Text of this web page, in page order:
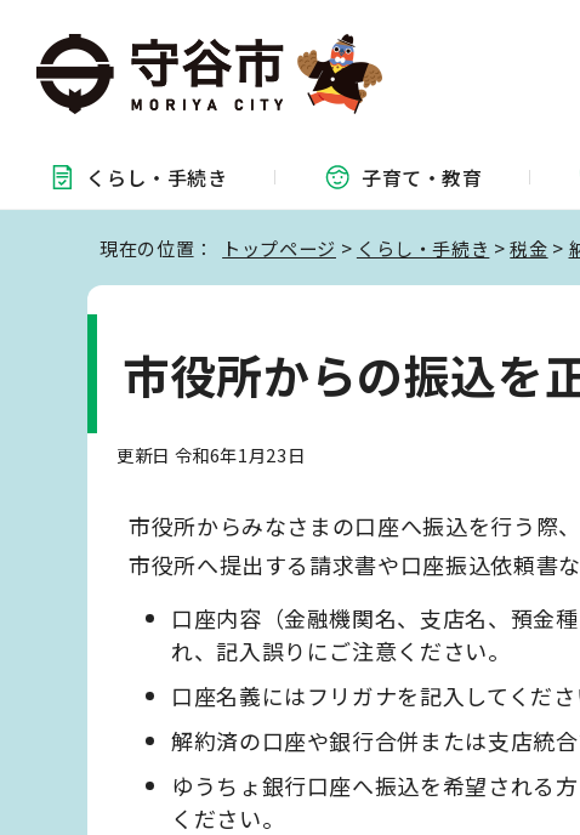
くらし・ 手続き 子育て・教育
現在の位置： トップページ > くらし・手続き >税金 >
市役所からの振込を
更新日 令和6年1月23日
市役所からみなさまの口座へ振込を行う際
市役所へ提出する請求書や口座振込依頼書
口座内容（金融機関名、支店名、預金
れ、記入誤りにご注意ください。
口座名義にはフリガナを記入してくださ
解約済の口座や銀行合併または支店統
ゆうちょ銀行口座へ振込を希望される方
ください。